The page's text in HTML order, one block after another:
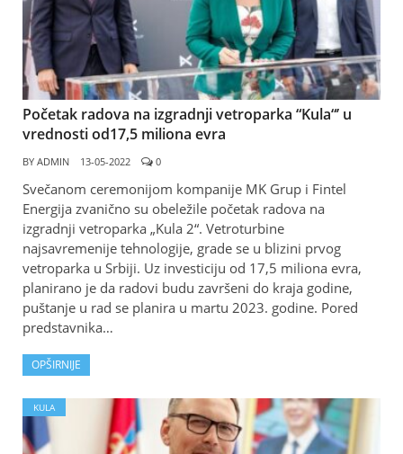
Početak radova na izgradnji vetroparka “Kula“’ u
vrednosti od17,5 miliona evra
BY ADMIN 13-05-2022 0
Svečanom ceremonijom kompanije MK Grup i Fintel
Energija zvanično su obeležile početak radova na
izgradnji vetroparka „Kula 2“. Vetroturbine
najsavremenije tehnologije, grade se u blizini prvog
vetroparka u Srbiji. Uz investiciju od 17,5 miliona evra,
planirano je da radovi budu završeni do kraja godine,
puštanje u rad se planira u martu 2023. godine. Pored
predstavnika…
OPŠIRNIJE
KULA